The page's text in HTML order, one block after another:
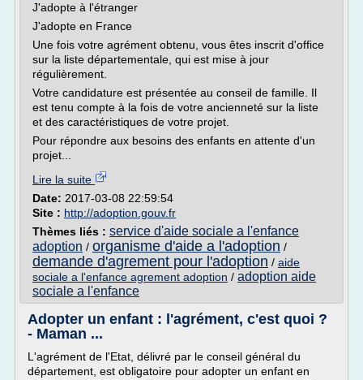
J'adopte à l'étranger
J'adopte en France
Une fois votre agrément obtenu, vous êtes inscrit d'office
sur la liste départementale, qui est mise à jour
régulièrement.
Votre candidature est présentée au conseil de famille. Il
est tenu compte à la fois de votre ancienneté sur la liste
et des caractéristiques de votre projet.
Pour répondre aux besoins des enfants en attente d'un
projet...
Lire la suite
Date: 2017-03-08 22:59:54
Site : http://adoption.gouv.fr
Thèmes liés : service d'aide sociale a l'enfance
adoption / organisme d'aide a l'adoption /
demande d'agrement pour l'adoption / aide
sociale a l'enfance agrement adoption / adoption aide
sociale a l'enfance
Adopter un enfant : l'agrément, c'est quoi ?
- Maman ...
L'agrément de l'Etat, délivré par le conseil général du
département, est obligatoire pour adopter un enfant en